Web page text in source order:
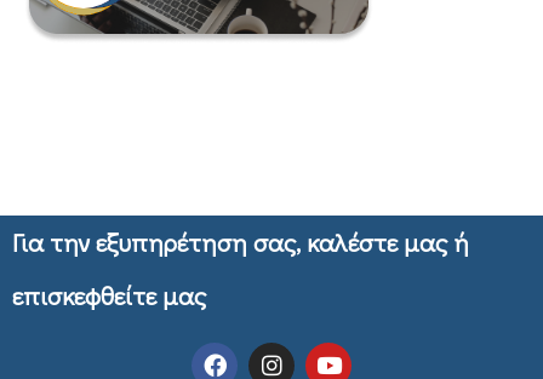
Για την εξυπηρέτηση σας, καλέστε μας ή
επισκεφθείτε μας